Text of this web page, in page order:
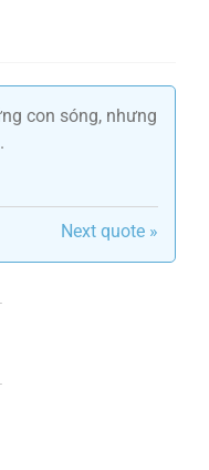
con sóng, nhưng
Next quote »